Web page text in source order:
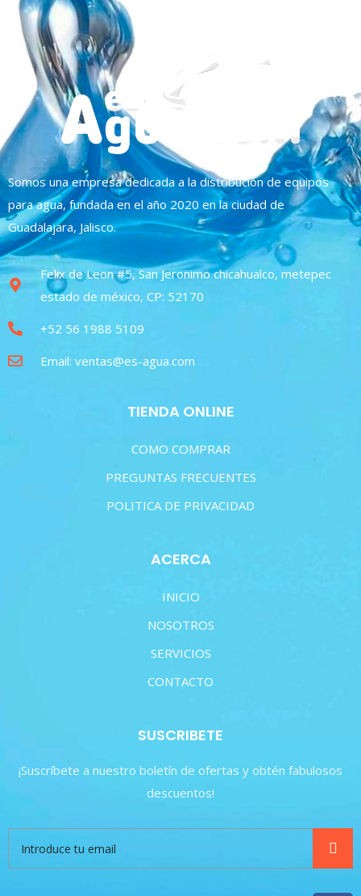
Somos una empresa dedicada a la distribución de equipos
para agua, fundada en el año 2020 en la ciudad de
Guadalajara, Jalisco.
Felix de Leon #5, San Jeronimo chicahualco, metepec
estado de méxico, CP: 52170
+52 56 1988 5109
Email: ventas@es-agua.com
TIENDA ONLINE
COMO COMPRAR
PREGUNTAS FRECUENTES
POLITICA DE PRIVACIDAD
ACERCA
INICIO
NOSOTROS
SERVICIOS
CONTACTO
SUSCRIBETE
¡Suscríbete a nuestro boletín de ofertas y obtén fabulosos
descuentos!